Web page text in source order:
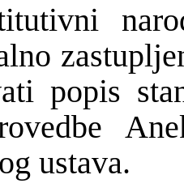
popis
ustava.